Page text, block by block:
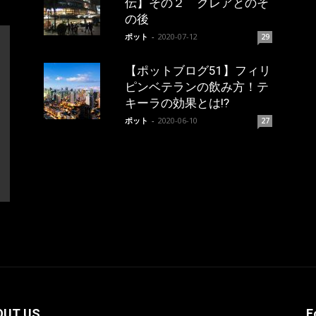
伝】その２ クレアとのそ
の後
ポット - 2020-07-12 29
【ポットブログ51】フィリ
ピンベテランの飲み方！テ
キーラの効果とは!?
ポット - 2020-06-10 27